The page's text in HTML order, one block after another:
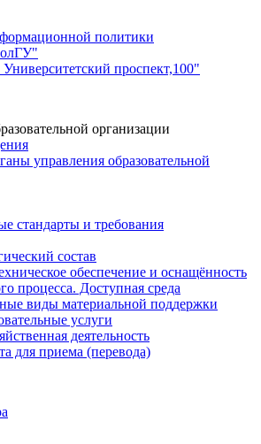
политики
проспект,100"
организации
управления образовательной
стандарты и требования
состав
обеспечение и оснащённость
процесса. Доступная среда
виды материальной поддержки
услуги
деятельность
для приема (перевода)